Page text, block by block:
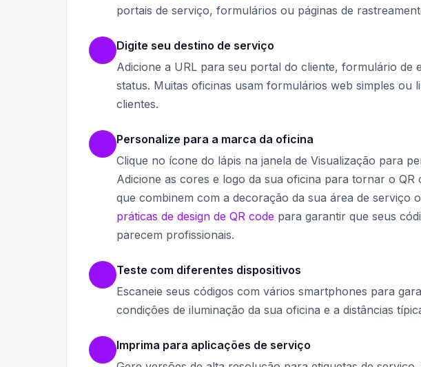
portais de serviço, formulários ou páginas de
Digite seu destino de serviço
Adicione a URL para seu portal do cliente, formulário de
status. Muitas oficinas usam formulários web simples ou
clientes.
Personalize para a marca da oficina
Clique no ícone do lápis na janela de Visualização para
Adicione as cores e logo da sua oficina para tornar o
que combinem com a decoração da sua área de serviço
práticas de design de QR code para garantir que seus
parecem profissionais.
Teste com diferentes dispositivos
Escaneie seus códigos com vários smartphones para
condições de iluminação da sua oficina e a distâncias
Imprima para aplicações de serviço